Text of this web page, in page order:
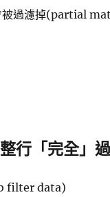
過濾掉(partial
行「完全」
filter data)